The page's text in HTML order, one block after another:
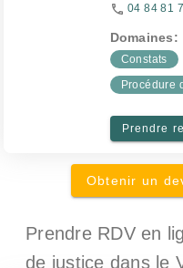
04 84 81
Domaines:
Constats
Procédure
Prendre
Obtenir un
Prendre RDV en
de justice dans le